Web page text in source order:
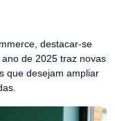
destacar-se
de 2025 traz novas
que desejam ampliar